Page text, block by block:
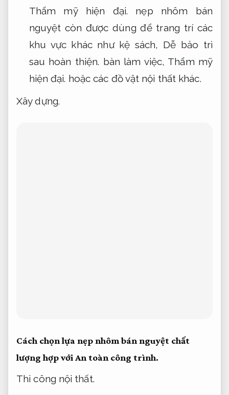
Thẩm mỹ hiện đại. nẹp nhôm bán
nguyệt còn được dùng để trang trí các
khu vực khác như kệ sách, Dễ bảo trì
sau hoàn thiện. bàn làm việc, Thẩm mỹ
hiện đại. hoặc các đồ vật nội thất khác.
Xây dựng.
Cách chọn lựa nẹp nhôm bán nguyệt chất
lượng hợp với An toàn công trình.
Thi công nội thất.